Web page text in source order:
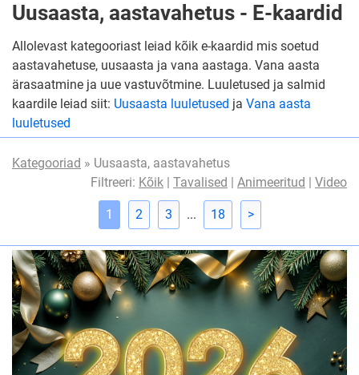
Uusaasta, aastavahetus - E-kaardid
Allolevast kategooriast leiad kõik e-kaardid mis soetud
aastavahetuse, uusaasta ja vana aastaga. Vana aasta
ärasaatmine ja uue vastuvõtmine. Luuletused ja salmid
kaardile leiad siit: Uusaasta luuletused ja Vana aasta
luuletused
Kategooriad » Uusaasta, aastavahetus
Filtreeri: Kõik | Tavalised | Animeeritud | Video
1 2 3 ... 18 >